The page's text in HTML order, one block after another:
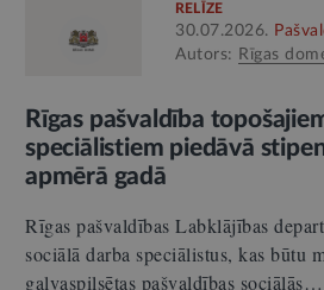
RELĪZE
30.07.2026.
Autors:
Rīgas
Rīgas pašvaldība
speciālistiem piedāvā
apmērā gadā
Rīgas pašvaldības Labklājības
sociālā darba speciālistus, kas būtu
galvaspilsētas pašvaldības sociālās…